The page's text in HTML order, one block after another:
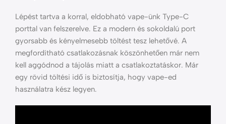
Lépést tartva a korral, eldobható vape-ünk Type-C
porttal van felszerelve. Ez a modern és sokoldalú port
gyorsabb és kényelmesebb töltést tesz lehetővé. A
megfordítható csatlakozásnak köszönhetően már nem
kell aggódnod a tájolás miatt a csatlakoztatáskor. Már
egy rövid töltési idő is biztosítja, hogy vape-ed
használatra kész legyen.